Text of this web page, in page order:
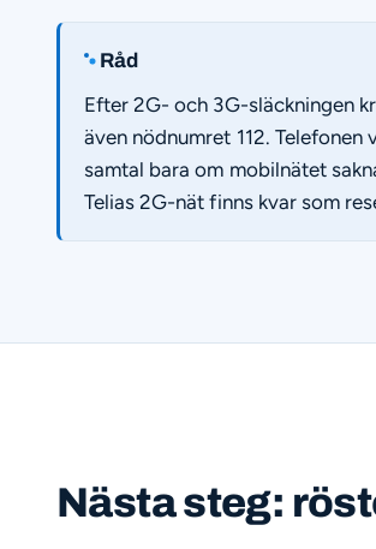
Råd
Efter 2G- och 3G-släckningen
även nödnumret 112.
samtal bara om mobilnätet
Telias 2G-nät finns kvar som
Nästa steg: